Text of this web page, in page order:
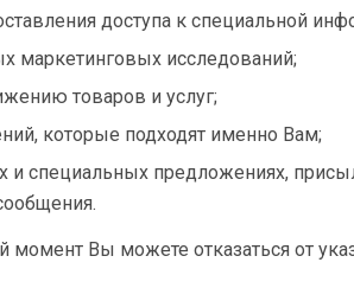
доступа к специальной
маркетинговых исследований;
товаров и услуг;
которые подходят именно Вам;
и специальных предложениях,
Вы можете отказаться от